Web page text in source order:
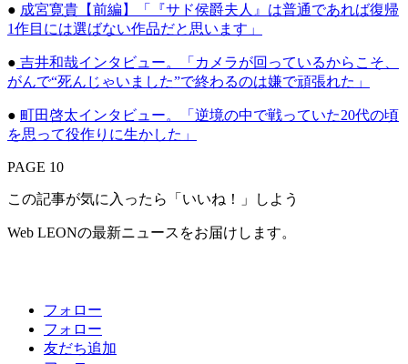
● 成宮寛貴【前編】「『サド侯爵夫人』は普通であれば復帰
1作目には選ばない作品だと思います」
● 吉井和哉インタビュー。「カメラが回っているからこそ、
がんで“死んじゃいました”で終わるのは嫌で頑張れた」
● 町田啓太インタビュー。「逆境の中で戦っていた20代の頃
を思って役作りに生かした」
PAGE 10
この記事が気に入ったら「いいね！」しよう
Web LEONの最新ニュースをお届けします。
フォロー
フォロー
友だち追加